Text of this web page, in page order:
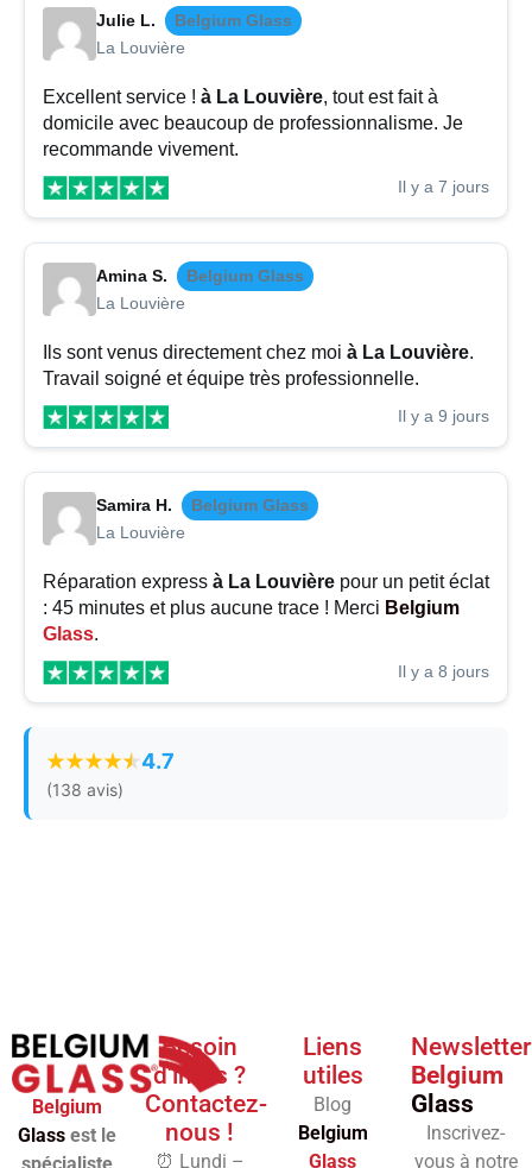
Julie L.
Belgium Glass
La Louvière
Excellent service ! à La Louvière, tout est fait à
domicile avec beaucoup de professionnalisme. Je
recommande vivement.
Il y a 7 jours
Amina S.
Belgium Glass
La Louvière
Ils sont venus directement chez moi à La Louvière.
Travail soigné et équipe très professionnelle.
Il y a 9 jours
Samira H.
Belgium Glass
La Louvière
Réparation express à La Louvière pour un petit éclat
: 45 minutes et plus aucune trace ! Merci Belgium
Glass.
Il y a 8 jours
4.7
(138 avis)
Belgium
Glassest le
spécialiste
Besoin
d'infos ?
Contactez-
nous !
⏰ Lundi –
Liens
utiles
Blog
Belgium
Glass
Newsletter
Belgium
Glass
Inscrivez-
vous à notre